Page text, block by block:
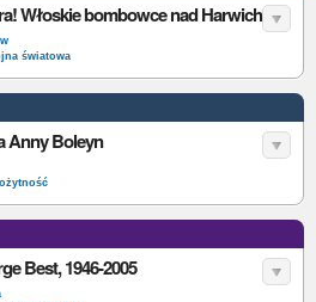
Włoskie bombowce nad Harwich
światowa
Anny Boleyn
Best, 1946-2005